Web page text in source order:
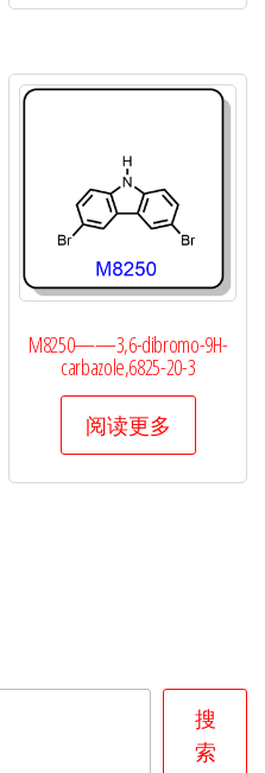
M8250——3,6-dibromo-9H-
carbazole,6825-20-3
阅读更多
搜
索